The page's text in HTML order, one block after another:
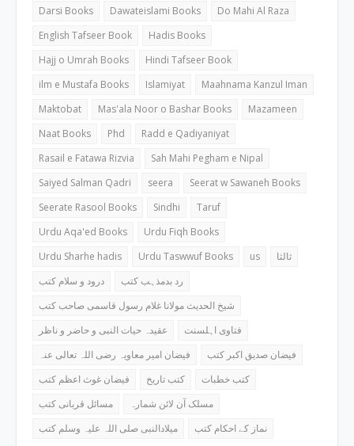
Darsi Books Dawateislami Books
Do Mahi Al Raza
English Tafseer Book
Hadis Books
Hajj o Umrah Books
Hindi Tafseer Book
ilm e Mustafa Books
Islamiyat
Maahnama Kanzul Iman
Maktobat
Mas'ala Noor o Bashar Books
Mazameen
Naat Books
Phd
Radd e Qadiyaniyat
Rasail e Fatawa Rizvia
Sah Mahi Pegham e Nipal
Saiyed Salman Qadri
seera
Seerat w Sawaneh Books
Seerate Rasool Books
Sindhi
Taruf
Urdu Aqa'ed Books
Urdu Fiqh Books
Urdu Sharhe hadis
Urdu Taswwuf Books us
ثالثا
درود و سلام کتب
رد بدمذہب کتب
شیخ الحدیث مولانا غلام رسول قاسمی صاحب کتب
عقیدہ حیات النبی و حاضر و ناظر
فتاوی اہلسنت
فیضان امیر معاویہ رضی اللہ تعالی عنہ
فیضان صدیق اکبر کتب
فیضان غوث اعظم کتب
کتب تاریخ
کتب خطبات
مسائل قربانی کتب
مسلک آن لائن شمارہ
میلادالنبی صلی اللہ علیہ وسلم کتب
نماز کے احکام کتب